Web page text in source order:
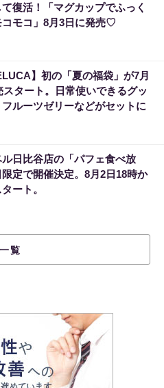
復活！「マグカップでふっく
コモコ」8月3日に発売♡
】初の「夏の福袋」が7月
スタート。日常使いできるグッ
ルーツゼリーなどがセットに
日比谷店の「パフェ食べ放
定で開催決定。8月2日18時か
ート。
一覧